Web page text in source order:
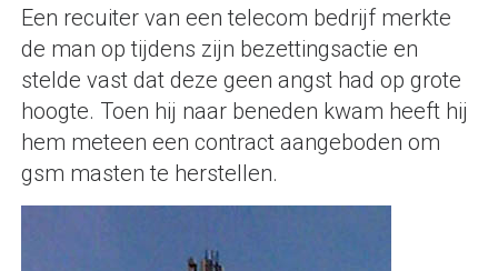
Een recuiter van een telecom bedrijf merkte
de man op tijdens zijn bezettingsactie en
stelde vast dat deze geen angst had op grote
hoogte. Toen hij naar beneden kwam heeft hij
hem meteen een contract aangeboden om
gsm masten te herstellen.